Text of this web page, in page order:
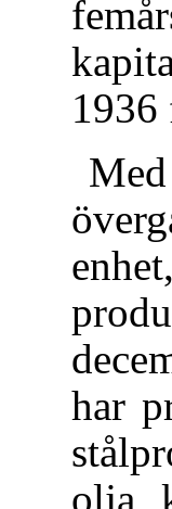
1936
har
olja,